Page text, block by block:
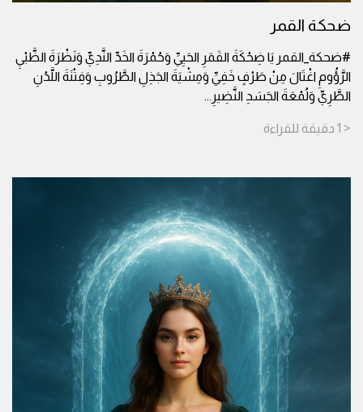
ضحكة القمر
#ضحكة_القمر يَا ضِحْكَةَ القَمَرِ الحَيِيِّ وَحُمْرَةَ الخَدِّ النَّدِيِّ وَنَظْرَةَ الظَّبْيِ
الرَّؤُومِ اغْتَالَ مِنْ طَرْفٍ خَفِيِّ وَمِشْيَةَ الجَذِلِ الطَّرُوبِ وَفِتْنَةَ اللَّدُنِ
الطَّرِيِّ وَلُمْعَةَ الجَسَدِ النَّضِيرِ ...
< 1 دقيقة للقراءة